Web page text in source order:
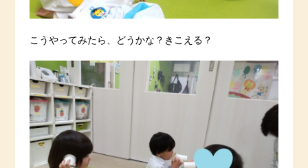
こうやってみたら、どうかな？きこえる？